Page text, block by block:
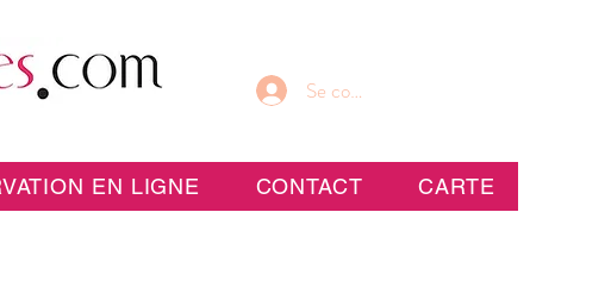
EN LIGNE CONTACT CARTE
Se connecter